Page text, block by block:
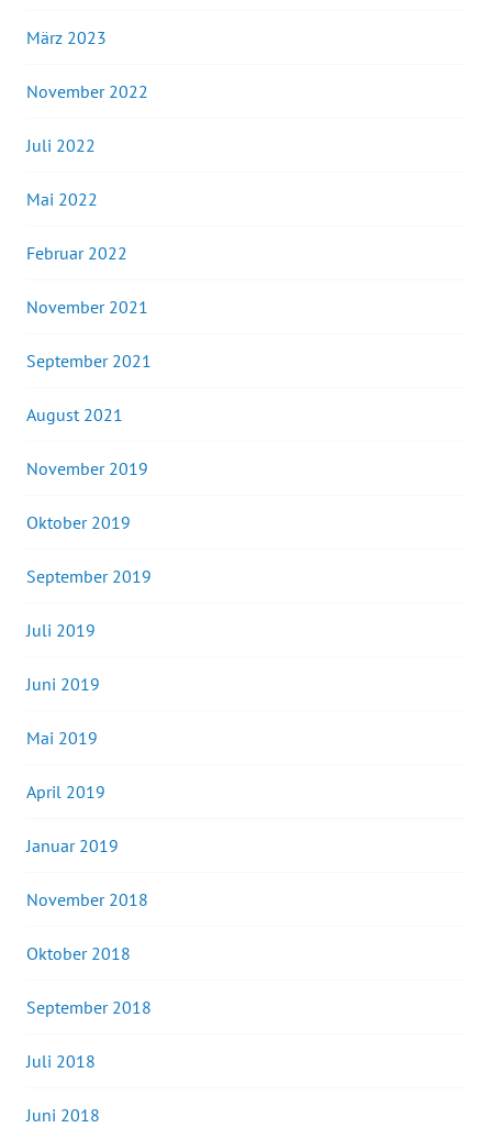
März 2023
November 2022
Juli 2022
Mai 2022
Februar 2022
November 2021
September 2021
August 2021
November 2019
Oktober 2019
September 2019
Juli 2019
Juni 2019
Mai 2019
April 2019
Januar 2019
November 2018
Oktober 2018
September 2018
Juli 2018
Juni 2018